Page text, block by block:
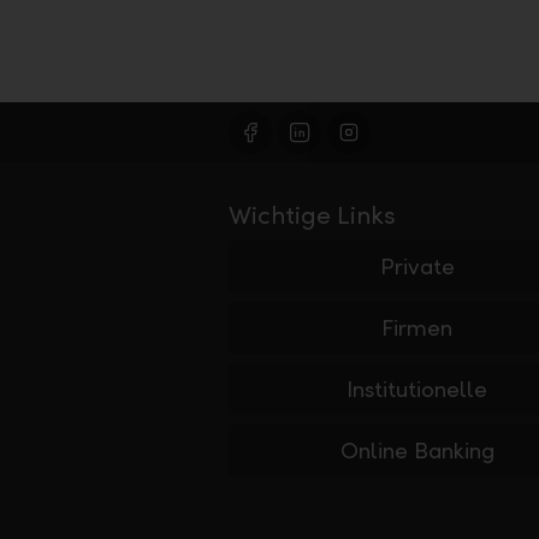
Wichtige Links
Private
Firmen
Institutionelle
Online Banking